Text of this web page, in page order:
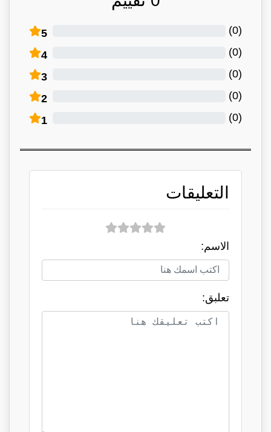
5 (
0
)
4 (
0
)
3 (
0
)
2 (
0
)
1 (
0
)
التعليقات
الاسم:
تعلبق: